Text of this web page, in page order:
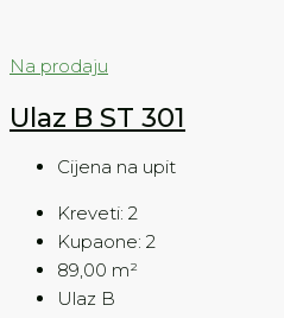
Na prodaju
Ulaz B ST 301
Cijena na upit
Kreveti: 2
Kupaone: 2
89,00 m²
Ulaz B